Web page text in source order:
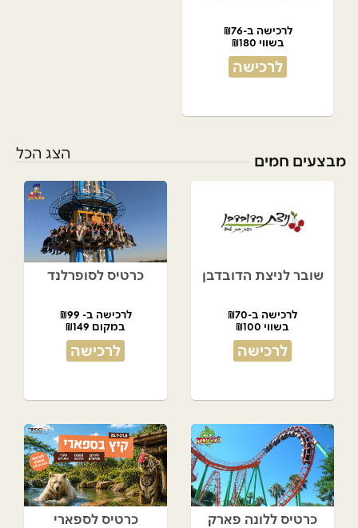
לרכישה ב-₪76
בשווי ₪180
לרכישה
מבצעים חמים הצג הכל
שובר לניצת הדובדבן
לרכישה ב-₪70
בשווי ₪100
לרכישה
כרטיס לסופרלנד
לרכישה ב- ₪99
במקום ₪149
לרכישה
כרטיס ללונה פארק כרטיס לספארי